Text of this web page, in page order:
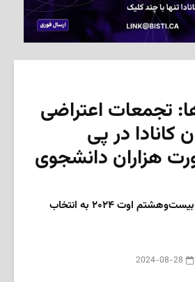
تجمعات اعتراضی
کانادا در پی
هزاران دانشجوی
گزیده‌ اخبار چهار‌شنبه بیست‌وهشتم اوت ۲۰۲۴ به انتخاب
2024-08-28